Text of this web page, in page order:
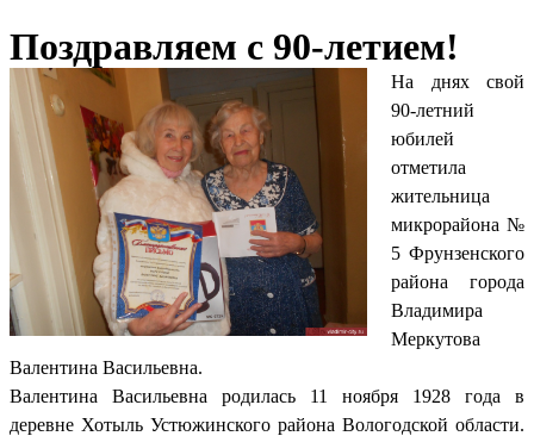
Поздравляем с 90-летием!
На днях свой
90-летний
юбилей
отметила
жительница
микрорайона №
5 Фрунзенского
района города
Владимира
Меркутова
Валентина Васильевна.
Валентина Васильевна родилась 11 ноября 1928 года в
деревне Хотыль Устюжинского района Вологодской области.